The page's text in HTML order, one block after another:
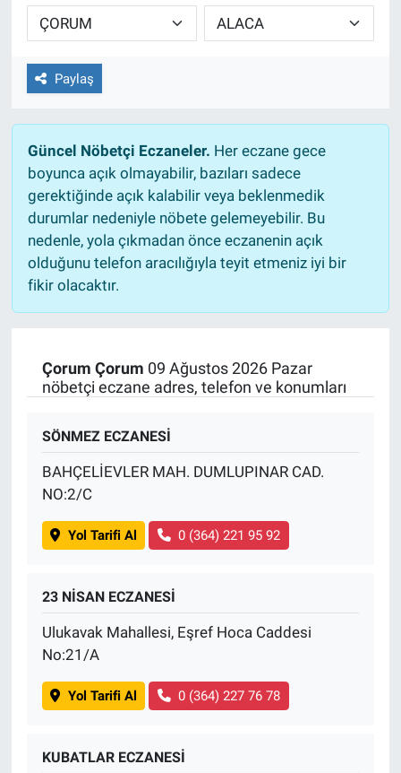
Paylaş
Güncel Nöbetçi Eczaneler. Her eczane gece
boyunca açık olmayabilir, bazıları sadece
gerektiğinde açık kalabilir veya beklenmedik
durumlar nedeniyle nöbete gelemeyebilir. Bu
nedenle, yola çıkmadan önce eczanenin açık
olduğunu telefon aracılığıyla teyit etmeniz iyi bir
fikir olacaktır.
Çorum Çorum 09 Ağustos 2026 Pazar
nöbetçi eczane adres, telefon ve konumları
SÖNMEZ ECZANESİ
BAHÇELİEVLER MAH. DUMLUPINAR CAD.
NO:2/C
Yol Tarifi Al 0 (364) 221 95 92
23 NİSAN ECZANESİ
Ulukavak Mahallesi, Eşref Hoca Caddesi
No:21/A
Yol Tarifi Al 0 (364) 227 76 78
KUBATLAR ECZANESİ
TEKNOLOJİ
Dünya
İlçeler
MAGAZİN
Bilim, Teknoloji
ASAYİŞ
EĞİTİM
BİLİM VE TEKNOLOJİ
Güvenlik
Bölge